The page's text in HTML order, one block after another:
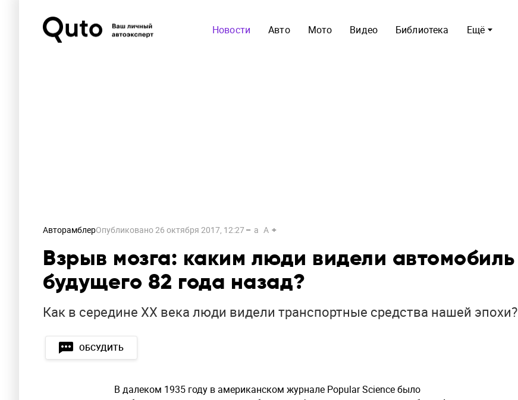
Ещё
Новости Авто Мото Видео Библиотека
АвторамблерОпубликовано26 октября 2017, 12:27 a A
Взрыв мозга: каким люди видели автомобиль
будущего 82 года назад?
Как в середине ХХ века люди видели транспортные средства нашей эпохи?
ОБСУДИТЬ
В далеком 1935 году в американском журнале Popular Science было